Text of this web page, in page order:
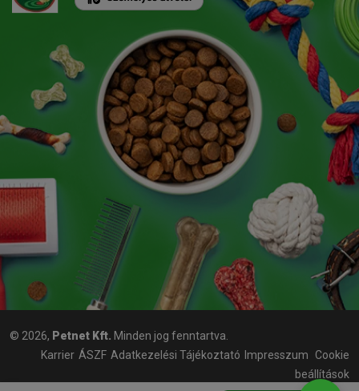
© 2026, Petnet Kft. Minden jog fenntartva.
Karrier ÁSZF Adatkezelési Tájékoztató Impresszum
Cookie
beállítások